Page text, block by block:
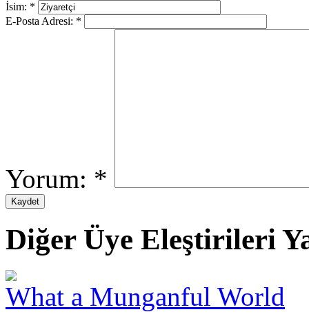
İsim: *
E-Posta Adresi: *
Yorum: *
Diğer Üye Eleştirileri
What a Munganful World